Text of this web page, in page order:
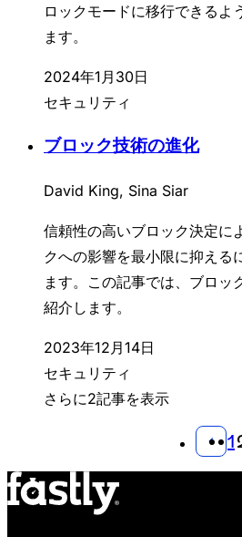
ロックモードに移行できるよ
ます。
2024年1月30日
セキュリティ
ブロック技術の進化
David King, Sina Siar
信頼性の高いブロック決定に
クへの影響を最小限に抑える
ます。この記事では、ブロッ
紹介します。
2023年12月14日
セキュリティ
さらに2記事を表示
1